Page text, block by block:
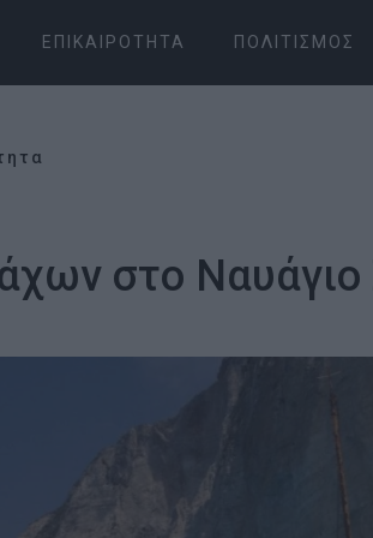
ΕΠΙΚΑΙΡΌΤΗΤΑ ΠΟΛΙΤΙΣΜΌΣ
στο Ναυάγιο